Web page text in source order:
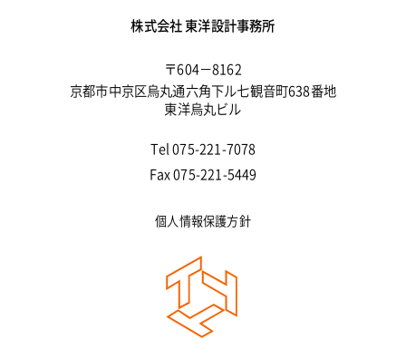
株式会社 東洋設計事務所
〒604－8162
京都市中京区烏丸通六角下ル七観音町638番地
東洋烏丸ビル
Tel 075-221-7078
Fax 075-221-5449
個人情報保護方針